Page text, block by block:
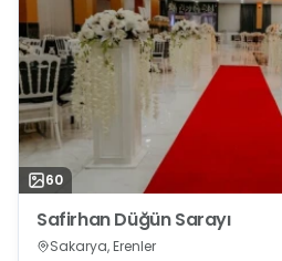
60
Safirhan Düğün Sarayı
Sakarya, Erenler